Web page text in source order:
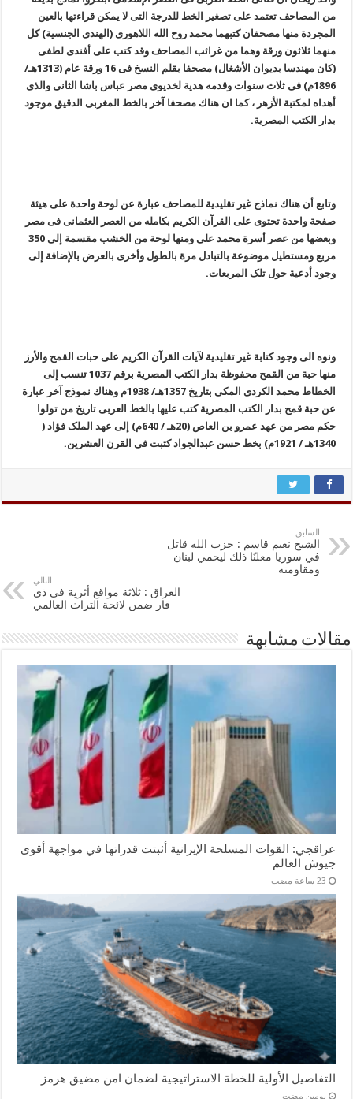
من المصاحف تعتمد على تصغیر الخط للدرجة التى لا یمکن قراءتها بالعین
المجردة منها مصحفان کتبهما محمد روح الله اللاهورى (الهندى الجنسیة) کل
منهما ثلاثون ورقة وهما من غرائب المصاحف وقد کتب على أفندى لطفى
(کان مهندسا بدیوان الأشغال) مصحفا بقلم النسخ فى 16 ورقة عام (1313هـ/
1896م) فى ثلاث سنوات وقدمه هدیة لخدیوى مصر عباس باشا الثانى والذى
أهداه لمکتبة الأزهر ، کما ان هناك مصحفا آخر بالخط المغربى الدقیق موجود
بدار الکتب المصریة.
وتابع أن هناك نماذج غیر تقلیدیة للمصاحف عبارة عن لوحة واحدة على هیئة
صفحة واحدة تحتوى على القرآن الکریم بکامله من العصر العثمانى فى مصر
وبعضها من عصر أسرة محمد على ومنها لوحة من الخشب مقسمة إلى 350
مربع ومستطیل موضوعة بالتبادل مرة بالطول وأخرى بالعرض بالإضافة إلى
وجود أدعیة حول تلک المربعات.
ونوه الى وجود کتابة غیر تقلیدیة لآیات القرآن الکریم على حبات القمح والأرز
منها حبة من القمح محفوظة بدار الکتب المصریة برقم 1037 تنسب إلى
الخطاط محمد الکردى المکى بتاریخ 1357هـ/ 1938م وهناك نموذج آخر عبارة
عن حبة قمح بدار الکتب المصریة کتب علیها بالخط العربى تاریخ من تولوا
حکم مصر من عهد عمرو بن العاص (20هـ / 640م) إلى عهد الملک فؤاد (
1340هـ / 1921م) بخط حسن عبدالجواد کتبت فى القرن العشرین.
السابق
الشيخ نعيم قاسم : حزب الله قاتل
في سوريا معلنًا ذلك ليحمي لبنان
ومقاومته
التالي
العراق : ثلاثة مواقع أثرية في ذي
قار ضمن لائحة التراث العالمي
مقالات مشابهة
عراقجي: القوات المسلحة الإيرانية أثبتت قدراتها في مواجهة أقوى
جيوش العالم
التفاصيل الأولية للخطة الاستراتيجية لضمان امن مضيق هرمز
‏يومين مضت